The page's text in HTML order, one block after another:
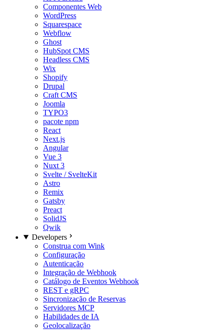
Componentes Web
WordPress
Squarespace
Webflow
Ghost
HubSpot CMS
Headless CMS
Wix
Shopify
Drupal
Craft CMS
Joomla
TYPO3
pacote npm
React
Next.js
Angular
Vue 3
Nuxt 3
Svelte / SvelteKit
Astro
Remix
Gatsby
Preact
SolidJS
Qwik
Developers
Construa com Wink
Configuração
Autenticação
Integração de Webhook
Catálogo de Eventos Webhook
REST e gRPC
Sincronização de Reservas
Servidores MCP
Habilidades de IA
Geolocalização